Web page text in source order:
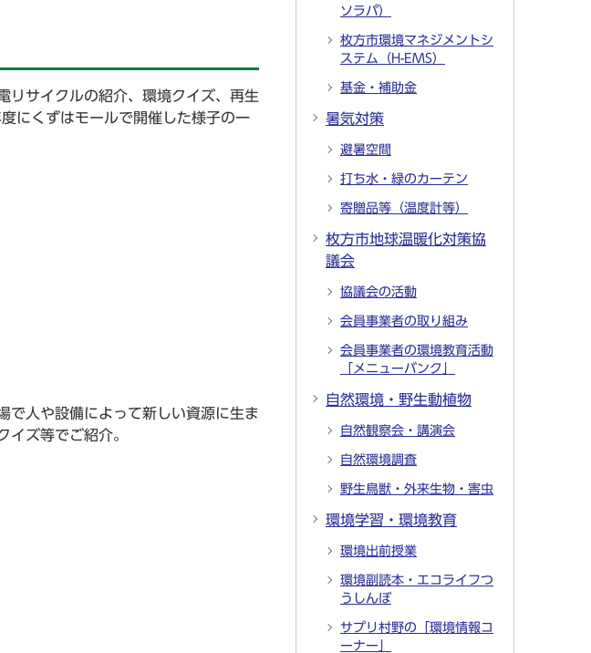
リサイクルの紹介、環境クイズ、再生
にくずはモールで開催した様子の一
で人や設備によって新しい資源に生ま
イズ等でご紹介。
ソラパ）
枚方市環境マネジメントシ
ステム（H-EMS）
基金・補助金
暑気対策
避暑空間
打ち水・緑のカーテン
寄贈品等（温度計等）
枚方市地球温暖化対策協
議会
協議会の活動
会員事業者の取り組み
会員事業者の環境教育活動
「メニューバンク」
自然環境・野生動植物
自然観察会・講演会
自然環境調査
野生鳥獣・外来生物・害虫
環境学習・環境教育
環境出前授業
環境副読本・エコライフつ
うしんぼ
サプリ村野の「環境情報コ
ーナー」